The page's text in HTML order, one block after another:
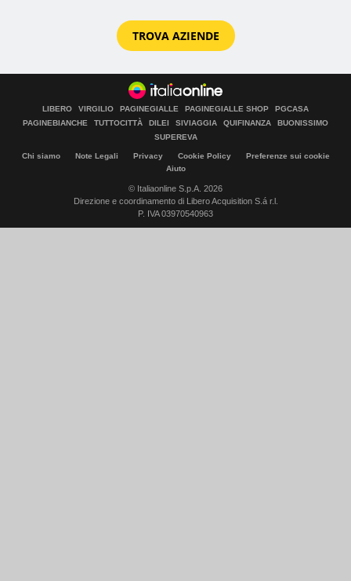
TROVA AZIENDE
LIBERO VIRGILIO PAGINEGIALLE PAGINEGIALLE SHOP
PGCASA
PAGINEBIANCHE
TUTTOCITTÀ DILEI SIVIAGGIA QUIFINANZA
BUONISSIMO
SUPEREVA
Chi siamo Note Legali Privacy Cookie Policy
Preferenze sui cookie
Aiuto
© Italiaonline S.p.A. 2026
Direzione e coordinamento di Libero Acquisition S.á r.l.
P. IVA 03970540963